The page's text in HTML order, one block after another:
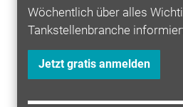
Wöchentlich über alles
Tankstellenbranche
Jetzt gratis anmelden
beziehungsweise dessen
nicht zu den neuen Filtern",
vieleNeuwagenmit modernen
bei Minusgraden liegen. Der
Herstellervon Dieselautos